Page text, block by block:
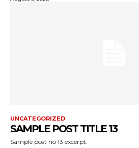
UNCATEGORIZED
SAMPLE POST TITLE 13
Sample post no 13 excerpt.